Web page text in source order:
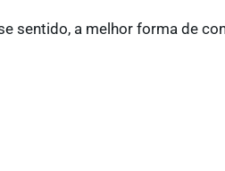
sentido, a melhor forma de